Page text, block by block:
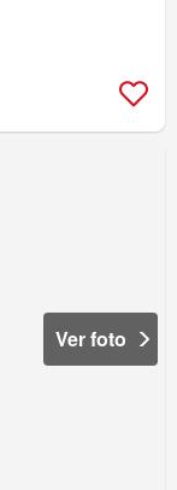
Ver foto